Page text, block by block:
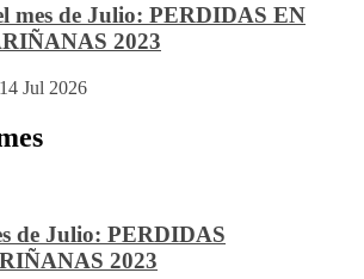
mes de Julio: PERDIDAS EN
2023
14 Jul 2026
de Julio: PERDIDAS
2023